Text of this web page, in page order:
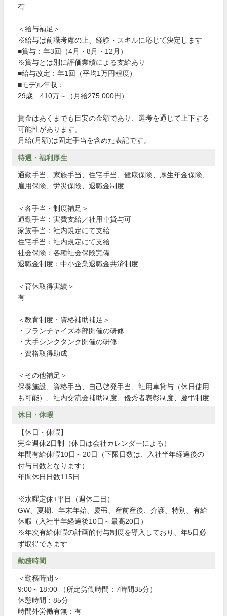
有
＜給与補足＞
※給与は前職考慮の上、経験・スキルに応じて決定します
■賞与：年3回（4月・8月・12月）
※賞与とは別に評価業績による支給あり
■給与改定：年1回（平均1万円程度）
■モデル年収：
29歳…410万～（月給275,000円）
賃金はあくまでも目安の金額であり、選考を通じて上下する
可能性があります。
月給(月額)は固定手当を含めた表記です。
待遇・福利厚生
通勤手当、家族手当、住宅手当、健康保険、厚生年金保険、
雇用保険、労災保険、退職金制度
＜各手当・制度補足＞
通勤手当：実費支給／社用車貸与可
家族手当：社内規定にて支給
住宅手当：社内規定にて支給
社会保険：各種社会保険完備
退職金制度：中小企業退職金共済制度
＜育休取得実績＞
有
＜教育制度・資格補助補足＞
・フランチャイズ本部開催の研修
・大手シンクタンク開催の研修
・資格取得助成
＜その他補足＞
保養施設、資格手当、自己啓発手当、社用車貸与（休日使用
も可能）、社内交流会補助制度、優秀者表彰制度、慶弔制度
休日・休暇
【休日・休暇】
完全週休2日制（休日は会社カレンダーによる）
年間有給休暇10日～20日（下限日数は、入社半年経過後の
付与日数となります）
年間休日日数115日
※水曜定休+平日（週休二日）
GW、夏期、年末年始、慶弔、産前産後、介護、特別、有給
休暇（入社半年経過後10日～最高20日）
※年次有給休暇の計画的付与制度を導入しており、年5日必
ず取得できます
勤務時間
＜勤務時間＞
9:00～18:00 （所定労働時間：7時間35分）
休憩時間：85分
時間外労働有無：有